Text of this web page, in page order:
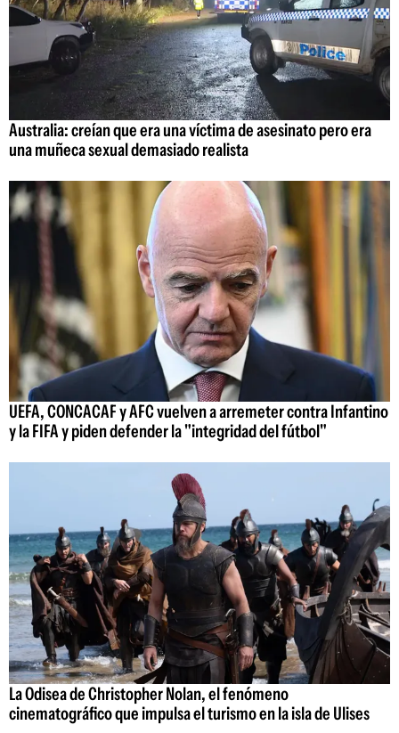
Australia: creían que era una víctima de asesinato pero era
una muñeca sexual demasiado realista
UEFA, CONCACAF y AFC vuelven a arremeter contra Infantino
y la FIFA y piden defender la "integridad del fútbol"
La Odisea de Christopher Nolan, el fenómeno
cinematográfico que impulsa el turismo en la isla de Ulises